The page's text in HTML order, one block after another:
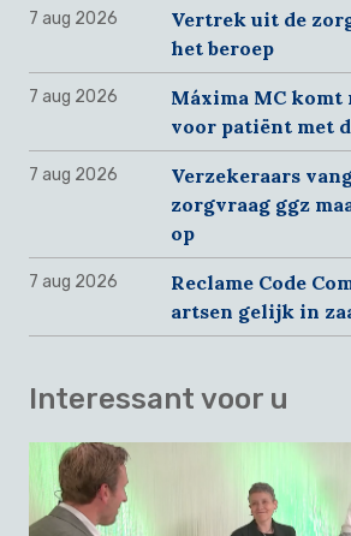
7 aug 2026
Vertrek uit de
het beroep
7 aug 2026
Máxima MC
voor patiënt met
7 aug 2026
Verzekeraars
zorgvraag ggz
op
7 aug 2026
Reclame Code
artsen gelijk in
Interessant voor u